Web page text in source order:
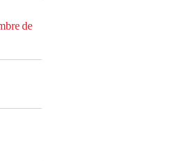
de